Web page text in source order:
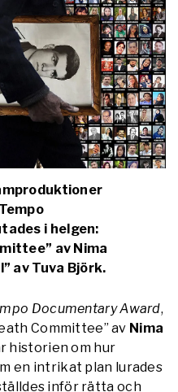
i helgen:
av Nima
av Tuva Björk.
Documentary Award,
Committee” av Nima
historien om hur
en intrikat plan lurades
inför rätta och